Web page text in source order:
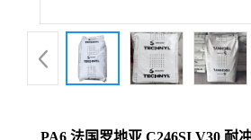
PA6 法国罗地亚 C246SI V30 耐